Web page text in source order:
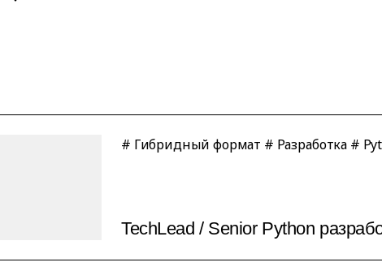
# Гибридный формат # Разработка #
TechLead / Senior Python